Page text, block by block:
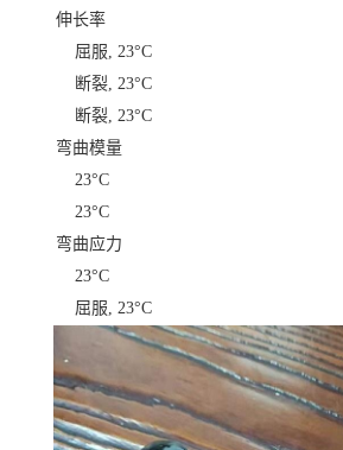
伸长率
屈服, 23°C
断裂, 23°C
断裂, 23°C
弯曲模量
23°C
23°C
弯曲应力
23°C
屈服, 23°C